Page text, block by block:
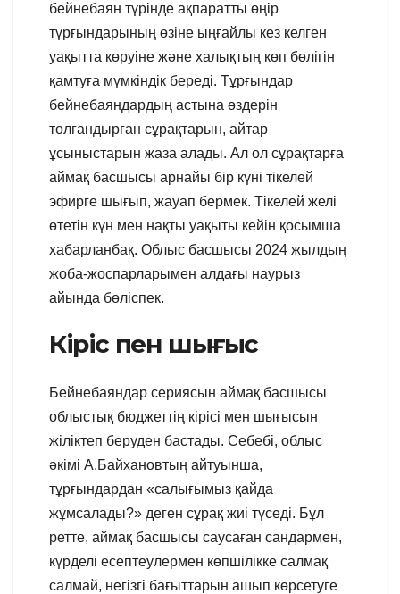
бейнебаян түрінде ақпаратты өңір
тұрғындарының өзіне ыңғайлы кез келген
уақытта көруіне және халықтың көп бөлігін
қамтуға мүмкіндік береді. Тұрғындар
бейнебаяндардың астына өздерін
толғандырған сұрақтарын, айтар
ұсыныстарын жаза алады. Ал ол сұрақтарға
аймақ басшысы арнайы бір күні тікелей
эфирге шығып, жауап бермек. Тікелей желі
өтетін күн мен нақты уақыты кейін қосымша
хабарланбақ. Облыс басшысы 2024 жылдың
жоба-жоспарларымен алдағы наурыз
айында бөліспек.
Кіріс пен шығыс
Бейнебаяндар сериясын аймақ басшысы
облыстық бюджеттің кірісі мен шығысын
жіліктеп беруден бастады. Себебі, облыс
әкімі А.Байхановтың айтуынша,
тұрғындардан «салығымыз қайда
жұмсалады?» деген сұрақ жиі түседі. Бұл
ретте, аймақ басшысы саусаған сандармен,
күрделі есептеулермен көпшілікке салмақ
салмай, негізгі бағыттарын ашып көрсетуге